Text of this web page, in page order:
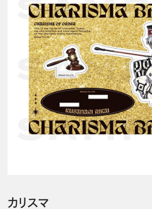
カリスマ